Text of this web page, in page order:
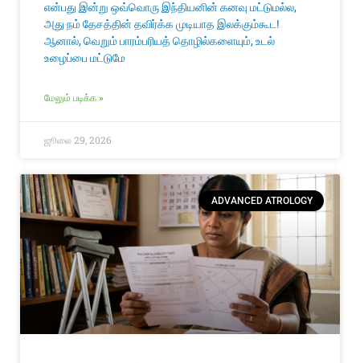
என்பது இன்று ஒவ்வொரு இந்தியனின் கனவு மட்டுமல்ல,
அது நம் தேசத்தின் தவிர்க்க முடியாத இலக்கும்கூட!
ஆனால், வெறும் பாரம்பரியத் தொழில்களையும், உடல்
உழைப்பை மட்டுமே
மேலும் படிக்க »
ஜூலை 29, 2026
ADVANCED ATROLOGY